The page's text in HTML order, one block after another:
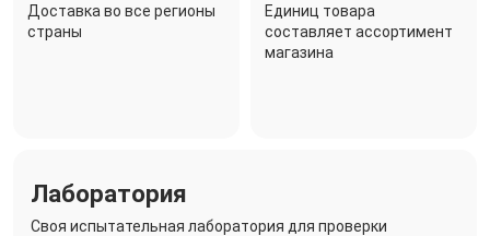
Доставка во все регионы
страны
Единиц товара
составляет ассортимент
магазина
Лаборатория
Своя испытательная лаборатория для проверки